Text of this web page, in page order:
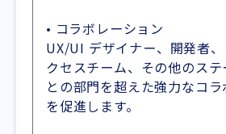
• コラボレーション
UX/UI デザイナー、開発者
クセスチーム、その他のス
との部門を超えた強力なコ
を促進します。